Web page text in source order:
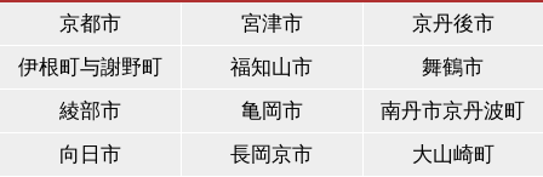
京都市 宮津市
京丹後市
伊根町与謝野町
福知山市
舞鶴市
綾部市
亀岡市
南丹市京丹波町
向日市
長岡京市 大山崎町